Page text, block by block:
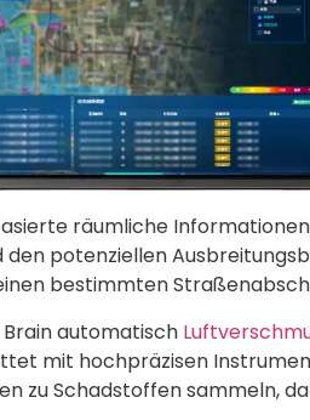
räumliche
potenziellen
bestimmten
automatisch
mit hochpräzisen
zu Schadstoffen sammeln,